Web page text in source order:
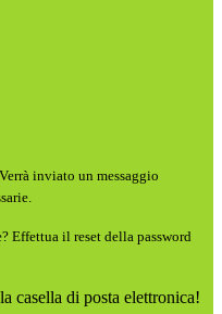
Verrà inviato un messaggio
Effettua il reset della password
casella di posta elettronica!